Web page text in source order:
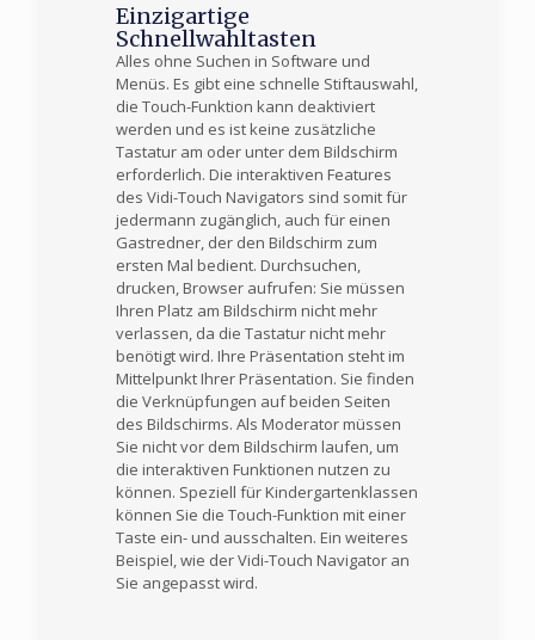
Einzigartige
Schnellwahltasten
Alles ohne Suchen in Software und
Menüs. Es gibt eine schnelle Stiftauswahl,
die Touch-Funktion kann deaktiviert
werden und es ist keine zusätzliche
Tastatur am oder unter dem Bildschirm
erforderlich. Die interaktiven Features
des Vidi-Touch Navigators sind somit für
jedermann zugänglich, auch für einen
Gastredner, der den Bildschirm zum
ersten Mal bedient. Durchsuchen,
drucken, Browser aufrufen: Sie müssen
Ihren Platz am Bildschirm nicht mehr
verlassen, da die Tastatur nicht mehr
benötigt wird. Ihre Präsentation steht im
Mittelpunkt Ihrer Präsentation. Sie finden
die Verknüpfungen auf beiden Seiten
des Bildschirms. Als Moderator müssen
Sie nicht vor dem Bildschirm laufen, um
die interaktiven Funktionen nutzen zu
können. Speziell für Kindergartenklassen
können Sie die Touch-Funktion mit einer
Taste ein- und ausschalten. Ein weiteres
Beispiel, wie der Vidi-Touch Navigator an
Sie angepasst wird.